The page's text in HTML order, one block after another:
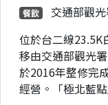
餐飲
交通部觀
位於台二線23.5K
移由交通部觀光
於2016年整修完
經營。「極北藍